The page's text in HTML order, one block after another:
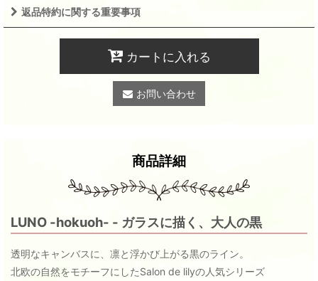
返品特約に関する重要事項
カートに入れる
お問い合わせ
商品詳細
LUNO -hokuoh- - ガラスに描く、大人の黒
透明なキャンバスに、凛と浮かび上がる黒のライン。
北欧の自然をモチーフにしたSalon de lilyの人気シリーズ